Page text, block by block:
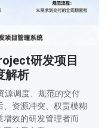
研发项目
解析
源调度、规范的交付
、资源冲突、权责模糊
增效的研发管理者而